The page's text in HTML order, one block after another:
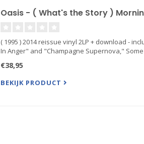
Oasis - ( What's the Story )
( 1995 ) 2014 reissue vinyl 2LP + download -
In Anger" and "Champagne Supernova,"
€38,95
BEKIJK PRODUCT